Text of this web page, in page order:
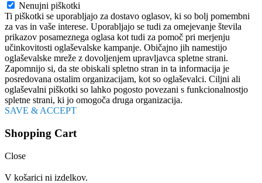
Nenujni piškotki
Ti piškotki se uporabljajo za dostavo oglasov, ki so bolj pomembni
za vas in vaše interese. Uporabljajo se tudi za omejevanje števila
prikazov posameznega oglasa kot tudi za pomoč pri merjenju
učinkovitosti oglaševalske kampanje. Običajno jih namestijo
oglaševalske mreže z dovoljenjem upravljavca spletne strani.
Zapomnijo si, da ste obiskali spletno stran in ta informacija je
posredovana ostalim organizacijam, kot so oglaševalci. Ciljni ali
oglaševalni piškotki so lahko pogosto povezani s funkcionalnostjo
spletne strani, ki jo omogoča druga organizacija.
SAVE & ACCEPT
Shopping Cart
Close
V košarici ni izdelkov.